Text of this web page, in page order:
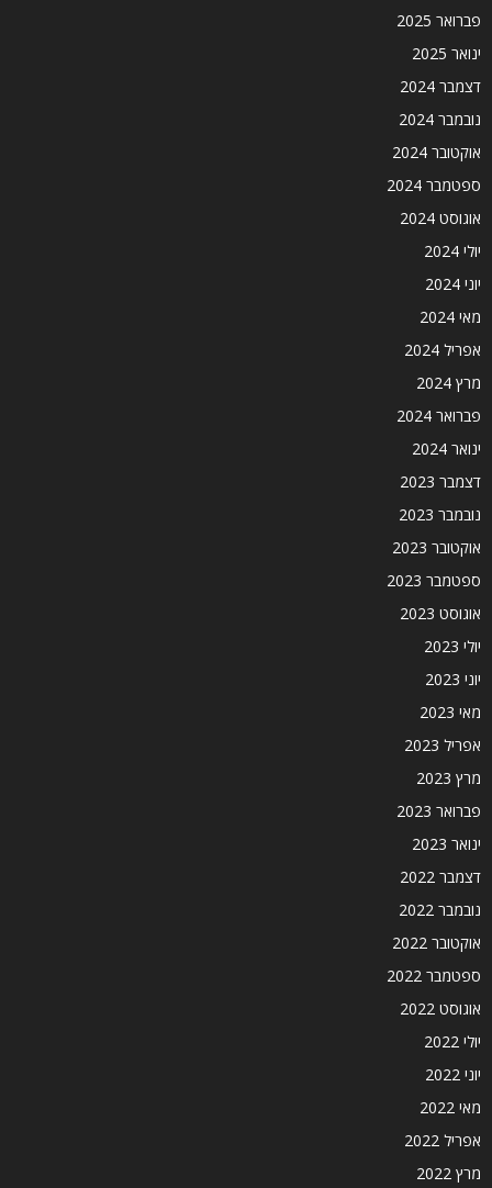
פברואר 2025
ינואר 2025
דצמבר 2024
נובמבר 2024
אוקטובר 2024
ספטמבר 2024
אוגוסט 2024
יולי 2024
יוני 2024
מאי 2024
אפריל 2024
מרץ 2024
פברואר 2024
ינואר 2024
דצמבר 2023
נובמבר 2023
אוקטובר 2023
ספטמבר 2023
אוגוסט 2023
יולי 2023
יוני 2023
מאי 2023
אפריל 2023
מרץ 2023
פברואר 2023
ינואר 2023
דצמבר 2022
נובמבר 2022
אוקטובר 2022
ספטמבר 2022
אוגוסט 2022
יולי 2022
יוני 2022
מאי 2022
אפריל 2022
מרץ 2022